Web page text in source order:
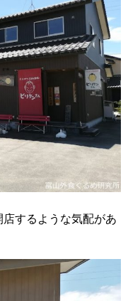
するような気配があ